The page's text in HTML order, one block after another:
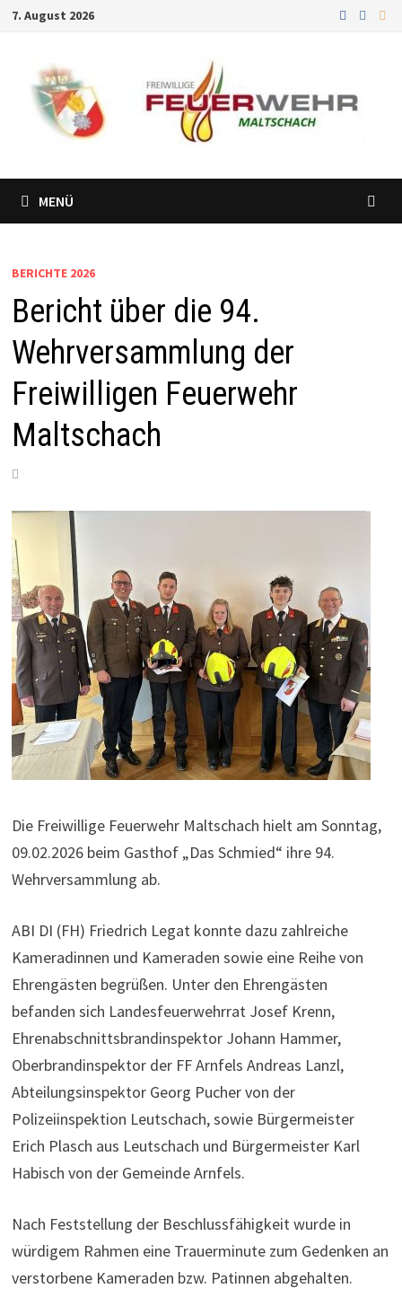
Zum
springen
7. August 2026
MENÜ
BERICHTE 2026
Bericht über die 94.
Wehrversammlung der
Freiwilligen Feuerwehr
Maltschach
Die Freiwillige Feuerwehr Maltschach hielt am Sonntag,
09.02.2026 beim Gasthof „Das Schmied“ ihre 94.
Wehrversammlung ab.
ABI DI (FH) Friedrich Legat konnte dazu zahlreiche
Kameradinnen und Kameraden sowie eine Reihe von
Ehrengästen begrüßen. Unter den Ehrengästen
befanden sich Landesfeuerwehrrat Josef Krenn,
Ehrenabschnittsbrandinspektor Johann Hammer,
Oberbrandinspektor der FF Arnfels Andreas Lanzl,
Abteilungsinspektor Georg Pucher von der
Polizeiinspektion Leutschach, sowie Bürgermeister
Erich Plasch aus Leutschach und Bürgermeister Karl
Habisch von der Gemeinde Arnfels.
Nach Feststellung der Beschlussfähigkeit wurde in
würdigem Rahmen eine Trauerminute zum Gedenken an
verstorbene Kameraden bzw. Patinnen abgehalten.